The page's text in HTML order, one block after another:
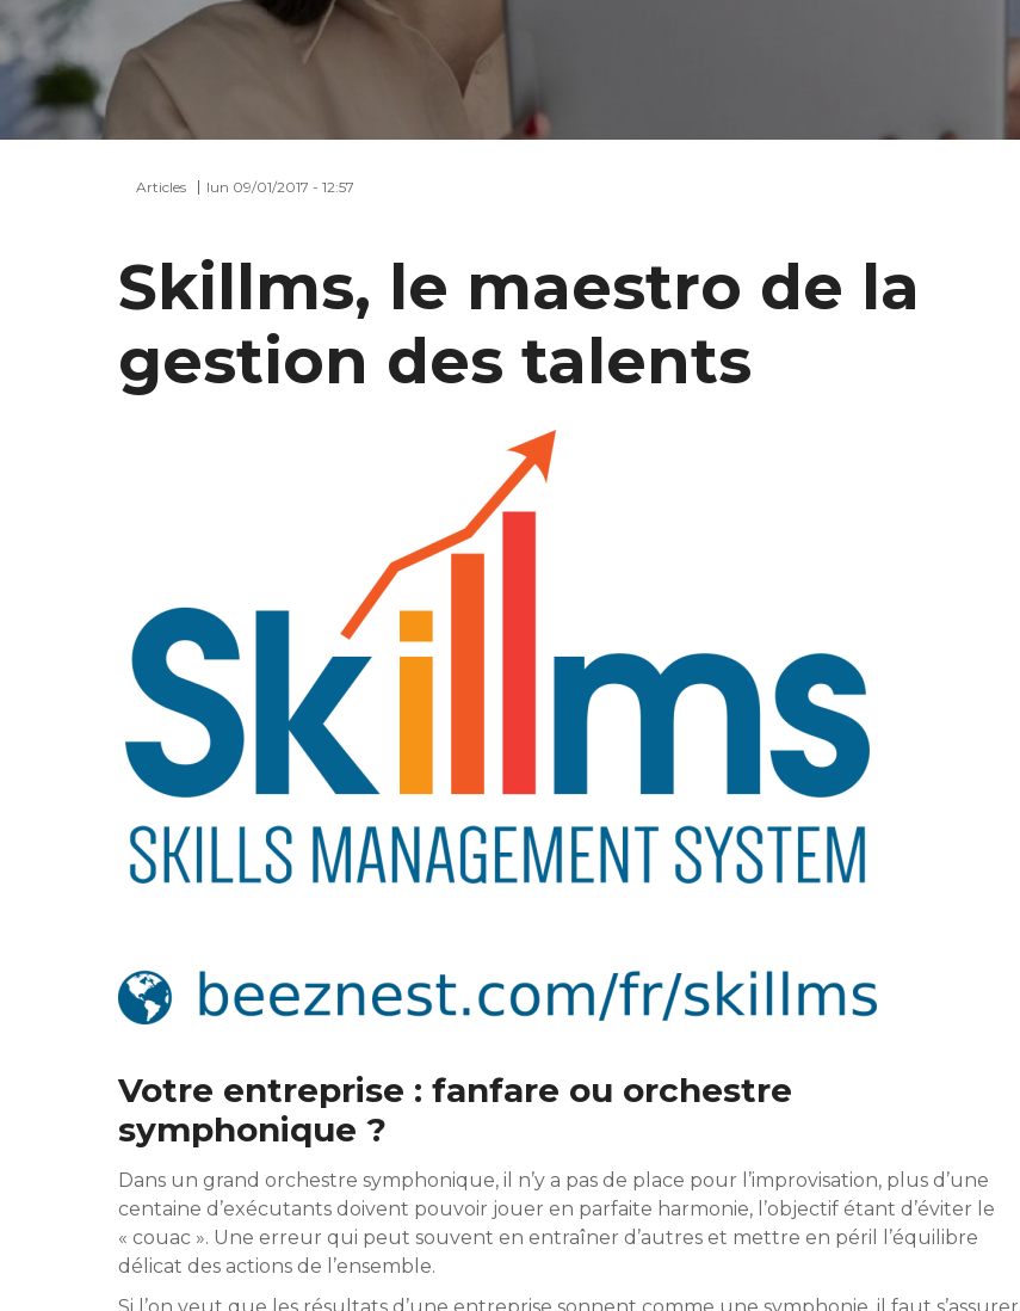
Articles lun 09/01/2017 - 12:57
Skillms, le maestro de la
gestion des talents
Votre entreprise : fanfare ou orchestre
symphonique ?
Dans un grand orchestre symphonique, il n’y a pas de place pour l’improvisation, plus d’une
centaine d’exécutants doivent pouvoir jouer en parfaite harmonie, l’objectif étant d’éviter le
« couac ». Une erreur qui peut souvent en entraîner d’autres et mettre en péril l’équilibre
délicat des actions de l’ensemble.